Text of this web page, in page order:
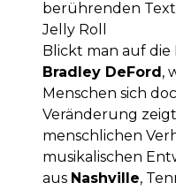
berührenden
Jelly Roll
Blickt man auf die
Bradley DeFord,
Menschen sich
Veränderung
menschlichen
musikalischen
aus Nashville,